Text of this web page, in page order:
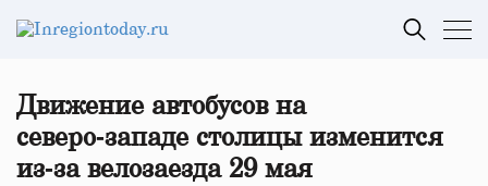
Движение автобусов на
северо‑западе столицы изменится
из‑за велозаезда 29 мая